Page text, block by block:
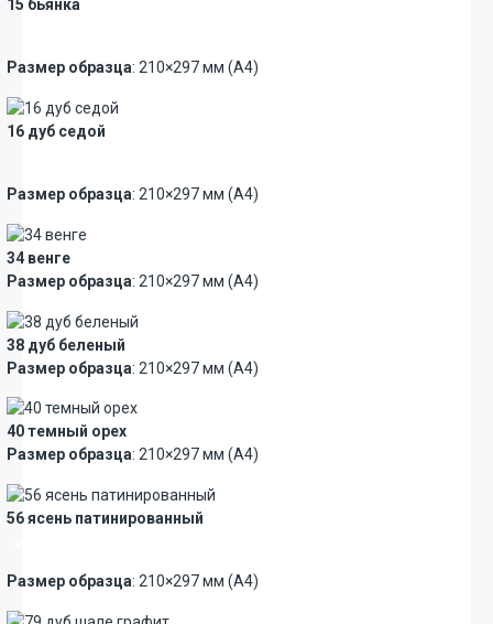
15 бьянка
Размер образца: 210×297 мм (А4)
16 дуб седой
Размер образца: 210×297 мм (А4)
34 венге
Размер образца: 210×297 мм (А4)
38 дуб беленый
Размер образца: 210×297 мм (А4)
40 темный орех
Размер образца: 210×297 мм (А4)
56 ясень патинированный
Размер образца: 210×297 мм (А4)